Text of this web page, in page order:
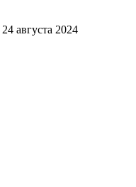
24 августа 2024